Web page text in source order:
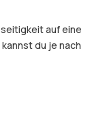
auf eine
du je nach